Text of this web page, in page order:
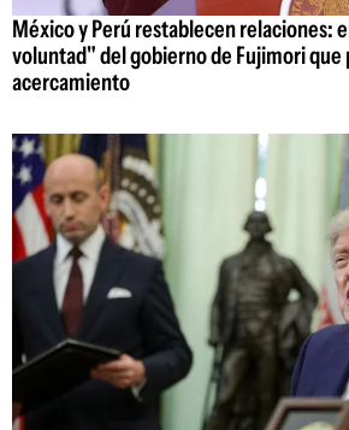
México y Perú restablecen relaciones:
voluntad" del gobierno de Fujimori
acercamiento